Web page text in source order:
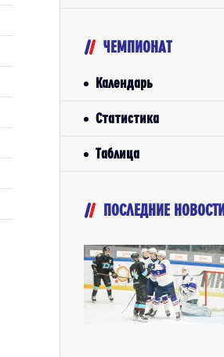
ЧЕМПИОНАТ
Календарь
Статистика
Таблица
ПОСЛЕДНИЕ НОВОСТИ